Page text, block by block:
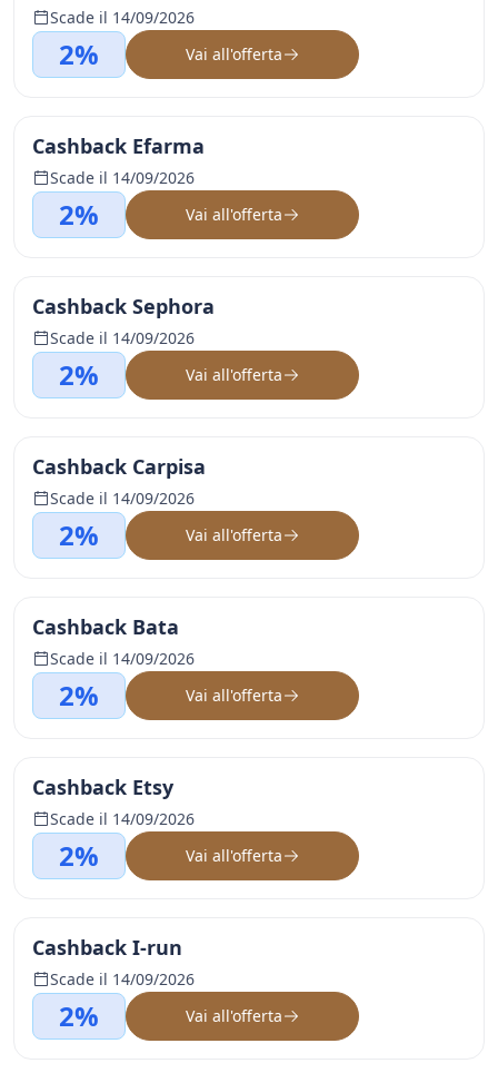
Scade il 14/09/2026
2% Vai all'offerta
Cashback Efarma
Scade il 14/09/2026
2% Vai all'offerta
Cashback Sephora
Scade il 14/09/2026
2% Vai all'offerta
Cashback Carpisa
Scade il 14/09/2026
2% Vai all'offerta
Cashback Bata
Scade il 14/09/2026
2% Vai all'offerta
Cashback Etsy
Scade il 14/09/2026
2% Vai all'offerta
Cashback I-run
Scade il 14/09/2026
2% Vai all'offerta